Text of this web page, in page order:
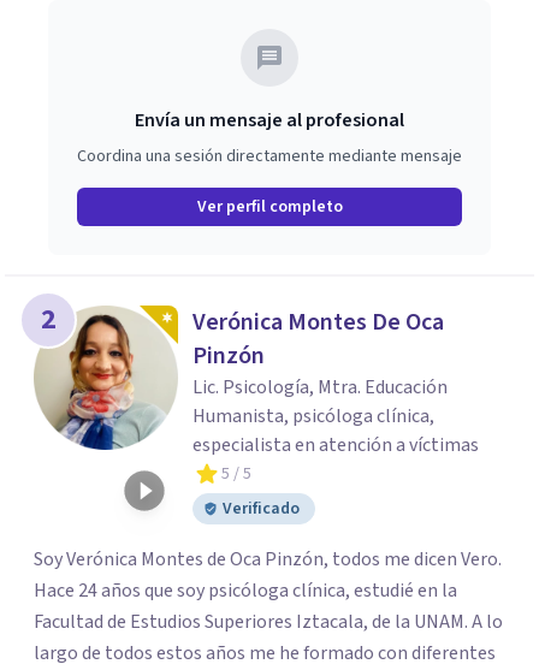
Envía un mensaje al profesional
Coordina una sesión directamente mediante mensaje
Ver perfil completo
2
Verónica Montes De Oca
Pinzón
Lic. Psicología, Mtra. Educación
Humanista, psicóloga clínica,
especialista en atención a víctimas
5 / 5
Verificado
Soy Verónica Montes de Oca Pinzón, todos me dicen Vero.
Hace 24 años que soy psicóloga clínica, estudié en la
Facultad de Estudios Superiores Iztacala, de la UNAM. A lo
largo de todos estos años me he formado con diferentes